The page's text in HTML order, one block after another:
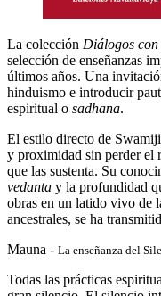
La colección Diálogos
selección de enseñanzas
últimos años. Una
hinduismo e introducir
espiritual o sadhana.
El estilo directo de Swamiji
y proximidad sin perder el
que las sustenta. Su
vedanta y la profundidad
obras en un latido vivo de
ancestrales, se ha
Mauna - La enseñanza del
Todas las prácticas